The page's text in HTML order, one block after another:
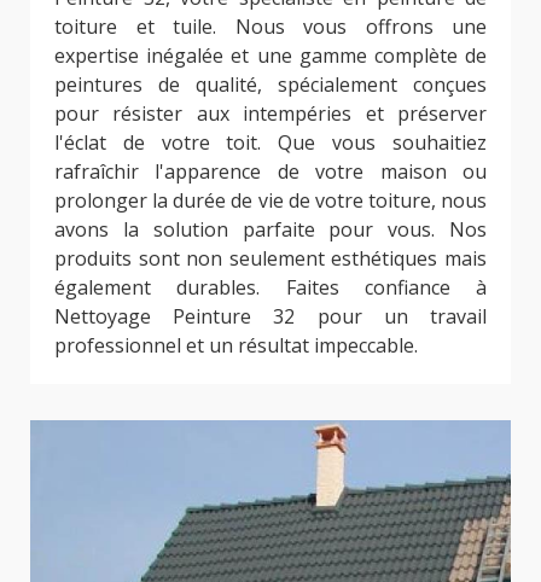
toiture et tuile. Nous vous offrons une
expertise inégalée et une gamme complète de
peintures de qualité, spécialement conçues
pour résister aux intempéries et préserver
l'éclat de votre toit. Que vous souhaitiez
rafraîchir l'apparence de votre maison ou
prolonger la durée de vie de votre toiture, nous
avons la solution parfaite pour vous. Nos
produits sont non seulement esthétiques mais
également durables. Faites confiance à
Nettoyage Peinture 32 pour un travail
professionnel et un résultat impeccable.